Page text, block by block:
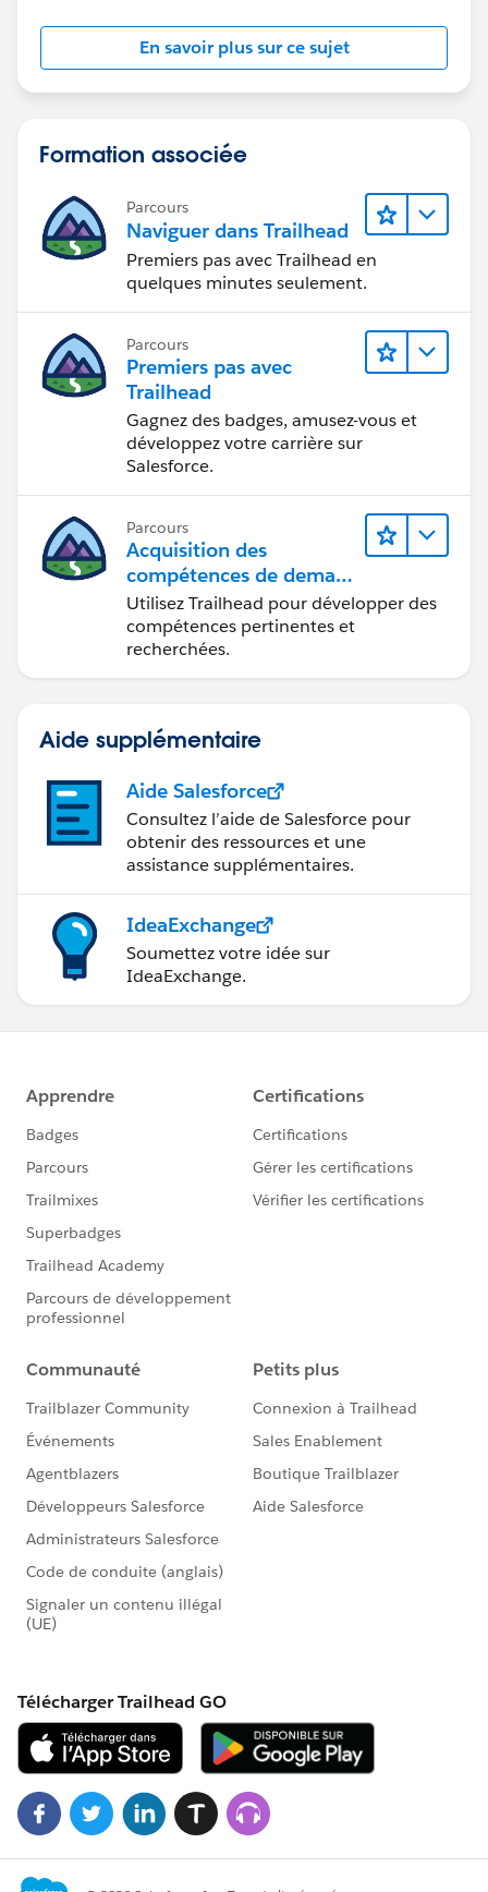
En savoir plus sur ce sujet
Formation associée
Parcours
Naviguer dans Trailhead
Premiers pas avec Trailhead en
quelques minutes seulement.
Parcours
Premiers pas avec
Trailhead
Gagnez des badges, amusez-vous et
développez votre carrière sur
Salesforce.
Parcours
Acquisition des
compétences de demain
avec Trailhead
Utilisez Trailhead pour développer des
compétences pertinentes et
recherchées.
Aide supplémentaire
Aide Salesforce
Consultez l’aide de Salesforce pour
obtenir des ressources et une
assistance supplémentaires.
IdeaExchange
Soumettez votre idée sur
IdeaExchange.